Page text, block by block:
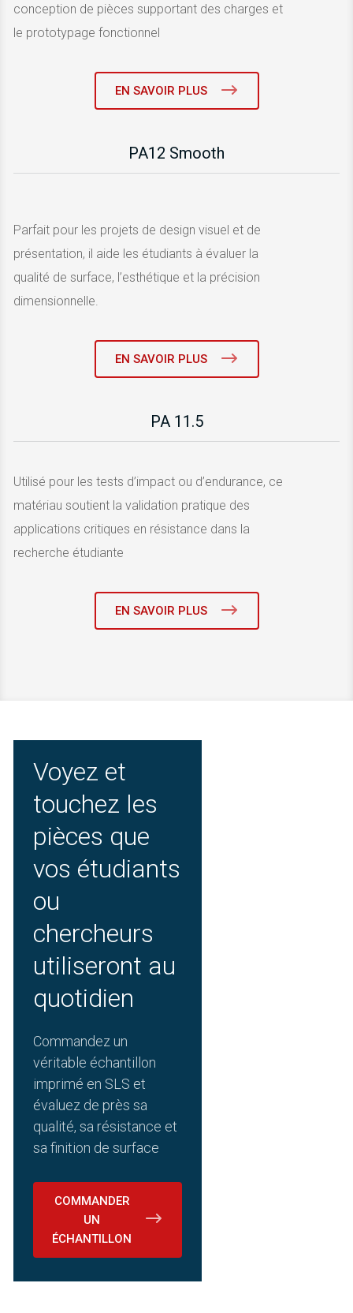
conception de pièces supportant des charges et
le prototypage fonctionnel
EN SAVOIR PLUS
PA12 Smooth
Parfait pour les projets de design visuel et de
présentation, il aide les étudiants à évaluer la
qualité de surface, l’esthétique et la précision
dimensionnelle.
EN SAVOIR PLUS
PA 11.5
Utilisé pour les tests d’impact ou d’endurance, ce
matériau soutient la validation pratique des
applications critiques en résistance dans la
recherche étudiante
EN SAVOIR PLUS
Voyez et
touchez les
pièces que
vos étudiants
ou
chercheurs
utiliseront au
quotidien
Commandez un
véritable échantillon
imprimé en SLS et
évaluez de près sa
qualité, sa résistance et
sa finition de surface
COMMANDER
UN
ÉCHANTILLON